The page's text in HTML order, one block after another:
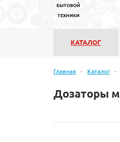
БЫТОВОЙ
ТЕХНИКИ
КАТАЛОГ
Главная - Каталог -
Дозаторы